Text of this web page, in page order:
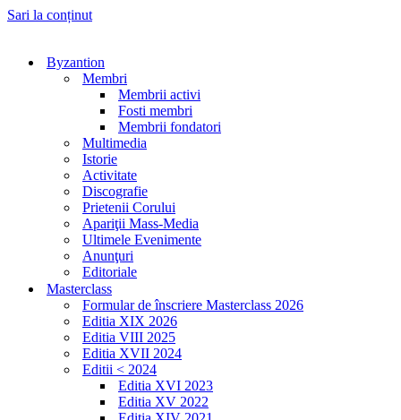
Sari la conținut
Byzantion
Membri
Membrii activi
Fosti membri
Membrii fondatori
Multimedia
Istorie
Activitate
Discografie
Prietenii Corului
Apariţii Mass-Media
Ultimele Evenimente
Anunţuri
Editoriale
Masterclass
Formular de înscriere Masterclass 2026
Editia XIX 2026
Editia VIII 2025
Editia XVII 2024
Editii < 2024
Editia XVI 2023
Editia XV 2022